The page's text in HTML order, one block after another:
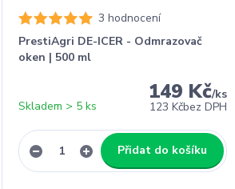
3 hodnocení
PrestiAgri DE-ICER - Odmrazovač
oken | 500 ml
149 Kč/ks
123 Kčbez DPH
Skladem > 5 ks
Přidat do košíku